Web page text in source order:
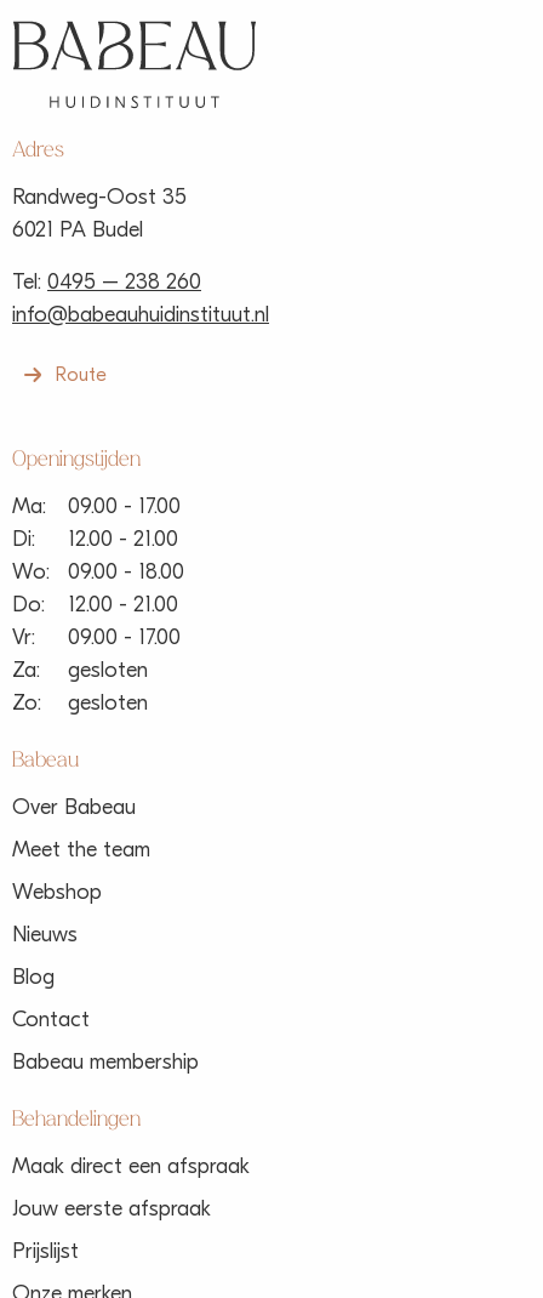
Adres
Randweg-Oost 35
6021 PA Budel
Tel: 0495 – 238 260
info@babeauhuidinstituut.nl
Route
Openingstijden
Ma:
09.00 - 17.00
Di:
12.00 - 21.00
Wo:
09.00 - 18.00
Do:
12.00 - 21.00
Vr:
09.00 - 17.00
Za:
gesloten
Zo:
gesloten
Babeau
Over Babeau
Meet the team
Webshop
Nieuws
Blog
Contact
Babeau membership
Behandelingen
Maak direct een afspraak
Jouw eerste afspraak
Prijslijst